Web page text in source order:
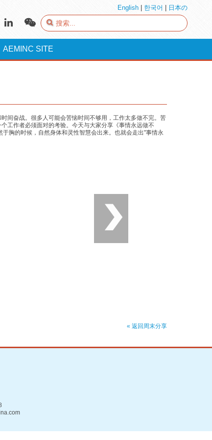
English 한국어 日本の
AEMINC SITE
间奋战。很多人可能会苦恼时间不够用，工作太多做不完。苦
工作者必须面对的考验。今天与大家分享《事情永远做不
胸的时候，自然身体和灵性智慧会出来。也就会走出"事情永
« 返回周末分享